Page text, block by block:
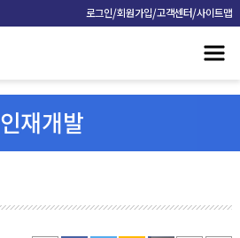
로그인/회원가입/고객센터/사이트맵
인재개발